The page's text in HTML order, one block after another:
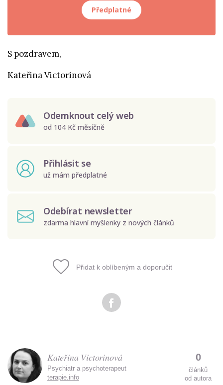
Předplatné
S pozdravem,
Kateřina Victorinová
Odemknout celý web
od 104 Kč měsíčně
Přihlásit se
už mám předplatné
Odebírat newsletter
zdarma hlavní myšlenky z nových článků
Odeslat
Přidat k oblíbeným a doporučit
Kateřina Victorinová
Psychiatr a psychoterapeut
terapie.info
0
článků
od autora